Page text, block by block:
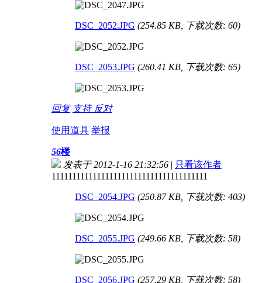
DSC_2052.JPG (254.85 KB, 下载次数: 60)
DSC_2053.JPG (260.41 KB, 下载次数: 65)
回复 支持 反对
使用道具 举报
56楼
发表于 2012-1-16 21:32:56 | 只看该作者
11111111111111111111111111111111111111
DSC_2054.JPG (250.87 KB, 下载次数: 403)
DSC_2055.JPG (249.66 KB, 下载次数: 58)
DSC_2056.JPG (257.29 KB, 下载次数: 58)